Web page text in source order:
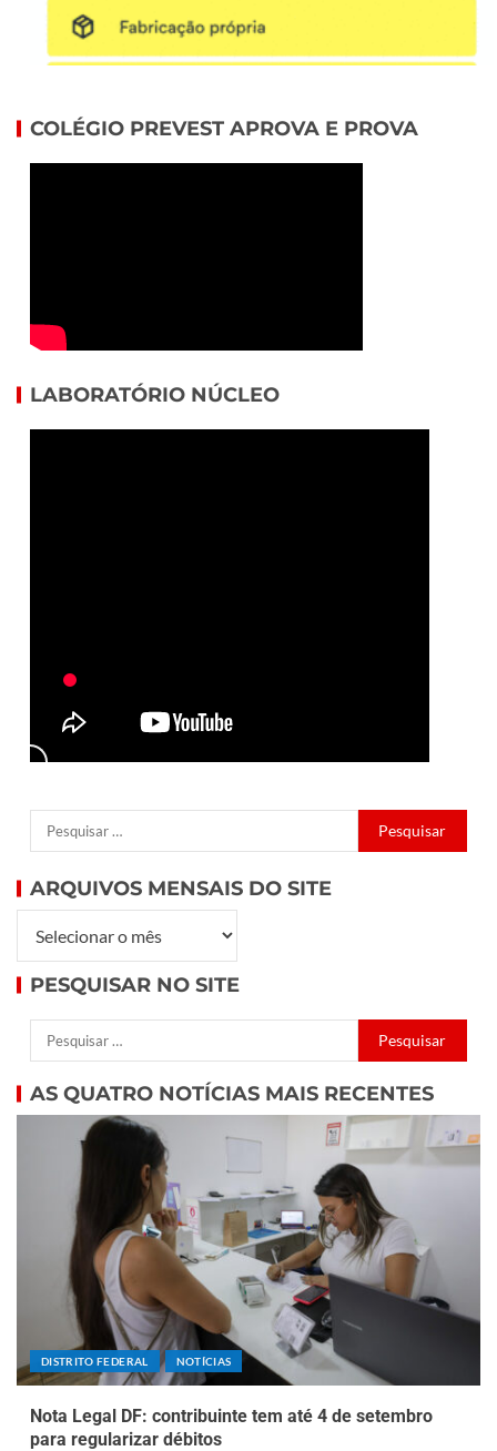
COLÉGIO PREVEST APROVA E PROVA
LABORATÓRIO NÚCLEO
ARQUIVOS MENSAIS DO SITE
PESQUISAR NO SITE
AS QUATRO NOTÍCIAS MAIS RECENTES
DISTRITO FEDERAL NOTÍCIAS
Nota Legal DF: contribuinte tem até 4 de setembro
para regularizar débitos